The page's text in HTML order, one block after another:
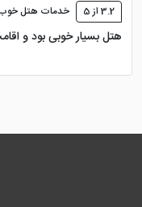
3.2 از 5 خدمات هتل خوب
هتل بسیار خوبی بود و